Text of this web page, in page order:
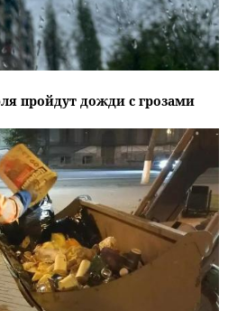
пройдут дожди с грозами